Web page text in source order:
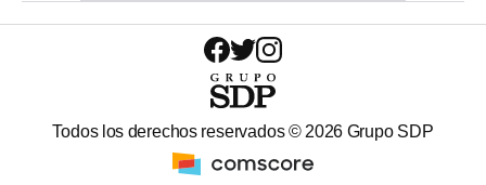
Todos los derechos reservados © 2026 Grupo SDP